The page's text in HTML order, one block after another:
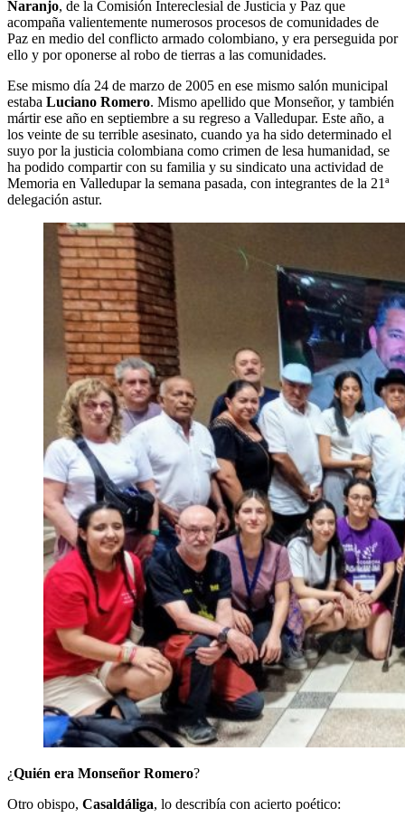
Naranjo, de la Comisión Intereclesial de Justicia y Paz que
acompaña valientemente numerosos procesos de comunidades de
Paz en medio del conflicto armado colombiano, y era perseguida por
ello y por oponerse al robo de tierras a las comunidades.
Ese mismo día 24 de marzo de 2005 en ese mismo salón municipal
estaba Luciano Romero. Mismo apellido que Monseñor, y también
mártir ese año en septiembre a su regreso a Valledupar. Este año, a
los veinte de su terrible asesinato, cuando ya ha sido determinado el
suyo por la justicia colombiana como crimen de lesa humanidad, se
ha podido compartir con su familia y su sindicato una actividad de
Memoria en Valledupar la semana pasada, con integrantes de la 21ª
delegación astur.
¿Quién era Monseñor Romero?
Otro obispo, Casaldáliga, lo describía con acierto poético: